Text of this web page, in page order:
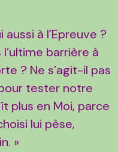
à l’Epreuve ?
l’ultime barrière à
? Ne s’agit-il pas
tester notre
plus en Moi, parce
lui pèse,
»